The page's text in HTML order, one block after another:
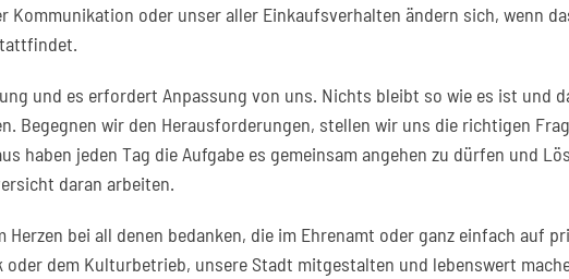
oder unser aller Einkaufsverhalten ändern sich, wenn
und es erfordert Anpassung von uns. Nichts bleibt so wie es ist und
Begegnen wir den Herausforderungen, stellen wir uns die richtigen
haben jeden Tag die Aufgabe es gemeinsam angehen zu dürfen und
daran arbeiten.
bei all denen bedanken, die im Ehrenamt oder ganz einfach auf
dem Kulturbetrieb, unsere Stadt mitgestalten und lebenswert